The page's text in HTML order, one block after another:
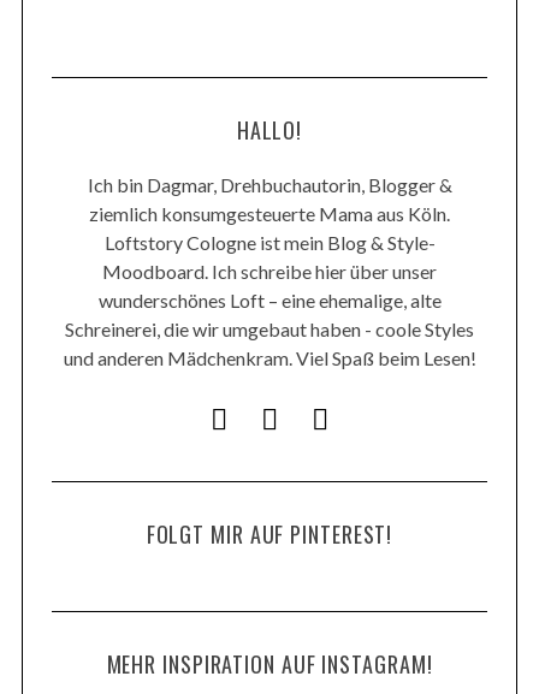
HALLO!
Ich bin Dagmar, Drehbuchautorin, Blogger &
ziemlich konsumgesteuerte Mama aus Köln.
Loftstory Cologne ist mein Blog & Style-
Moodboard. Ich schreibe hier über unser
wunderschönes Loft – eine ehemalige, alte
Schreinerei, die wir umgebaut haben - coole Styles
und anderen Mädchenkram. Viel Spaß beim Lesen!
FOLGT MIR AUF PINTEREST!
MEHR INSPIRATION AUF INSTAGRAM!